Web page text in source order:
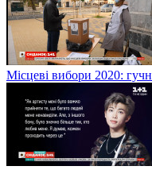
Місцеві вибори 2020: